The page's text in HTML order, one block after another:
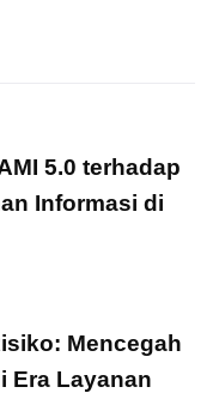
5.0 terhadap
Informasi di
Mencegah
Era Layanan